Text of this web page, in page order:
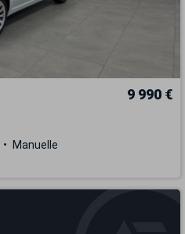
9 990 €
Manuelle